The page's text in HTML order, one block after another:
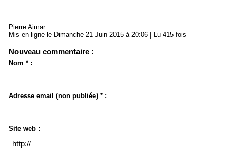
Pierre Aimar
Mis en ligne le Dimanche 21 Juin 2015 à 20:06 | Lu 415 fois
Nouveau commentaire :
Nom * :
Adresse email (non publiée) * :
Site web :